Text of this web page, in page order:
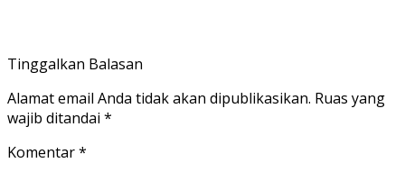
Tinggalkan Balasan
Alamat email Anda tidak akan dipublikasikan. Ruas yang
wajib ditandai *
Komentar*